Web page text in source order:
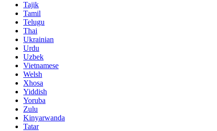
Tajik
Tamil
Telugu
Thai
Ukrainian
Urdu
Uzbek
Vietnamese
Welsh
Xhosa
Yiddish
Yoruba
Zulu
Kinyarwanda
Tatar